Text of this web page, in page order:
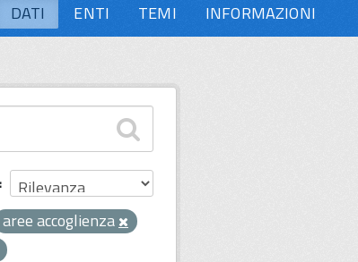
DATI ENTI TEMI INFORMAZIONI
aree accoglienza